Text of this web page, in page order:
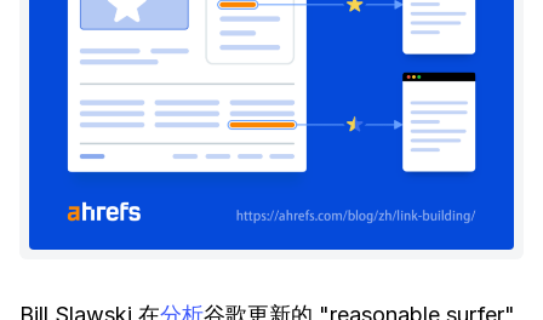
Bill Slawski 在分析谷歌更新的 "reasonable surfer"